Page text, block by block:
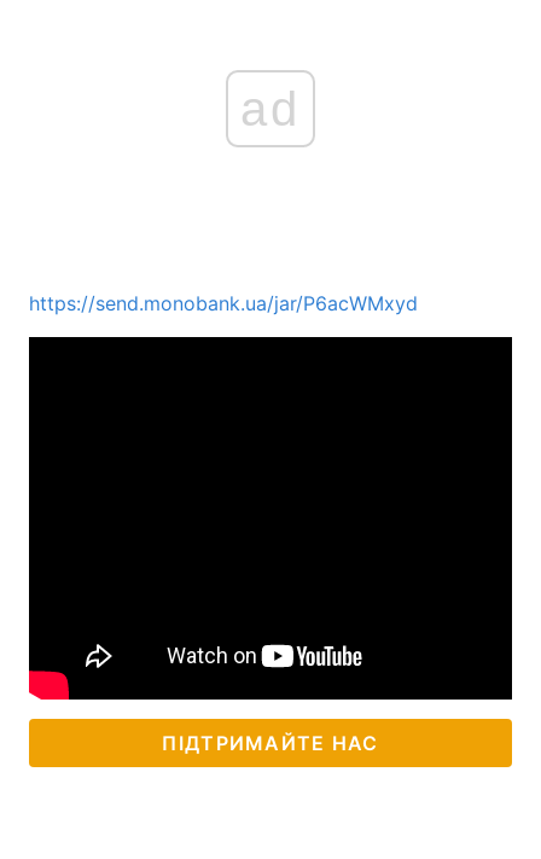
ad
https://send.monobank.ua/jar/P6acWMxyd
ПІДТРИМАЙТЕ НАС